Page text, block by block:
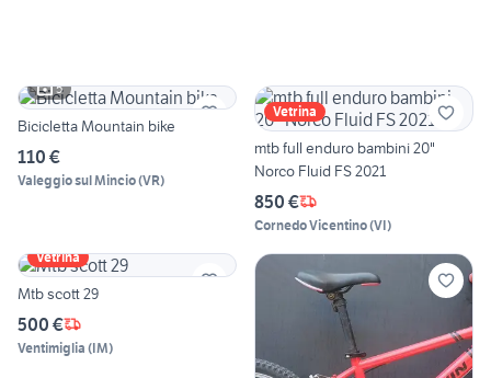
5
Bicicletta Mountain bike
110 €
Valeggio sul Mincio(VR)
Vetrina
mtb full enduro bambini 20"
Norco Fluid FS 2021
850 €
Cornedo Vicentino(VI)
Vetrina
Mtb scott 29
500 €
Ventimiglia (IM)